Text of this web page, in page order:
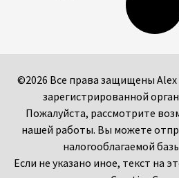
©2026 Все права защищены
зарегистрированной
Пожалуйста, рассмотрите
нашей работы. Вы можете
налогооблагаемой
Если не указано иное, текст на